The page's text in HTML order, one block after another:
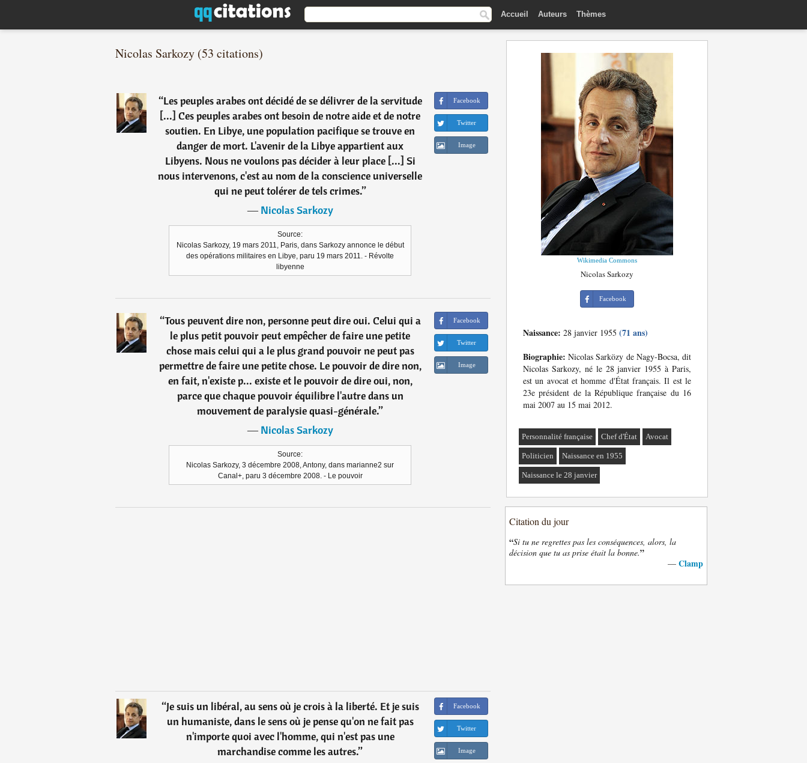
Accueil Auteurs Thèmes
Nicolas Sarkozy (53 citations)
“Les peuples arabes ont décidé de se délivrer de la servitude
[...] Ces peuples arabes ont besoin de notre aide et de notre
soutien. En Libye, une population pacifique se trouve en
danger de mort. L'avenir de la Libye appartient aux
Libyens. Nous ne voulons pas décider à leur place [...] Si
nous intervenons, c'est au nom de la conscience universelle
qui ne peut tolérer de tels crimes.”
―Nicolas Sarkozy
Source:
Nicolas Sarkozy, 19 mars 2011, Paris, dans Sarkozy annonce le début
des opérations militaires en Libye, paru 19 mars 2011. - Révolte
libyenne
Facebook
Twitter
Image
“Tous peuvent dire non, personne peut dire oui. Celui qui a
le plus petit pouvoir peut empêcher de faire une petite
chose mais celui qui a le plus grand pouvoir ne peut pas
permettre de faire une petite chose. Le pouvoir de dire non,
en fait, n'existe p... existe et le pouvoir de dire oui, non,
parce que chaque pouvoir équilibre l'autre dans un
mouvement de paralysie quasi-générale.”
―Nicolas Sarkozy
Source:
Nicolas Sarkozy, 3 décembre 2008, Antony, dans marianne2 sur
Canal+, paru 3 décembre 2008. - Le pouvoir
Facebook
Twitter
Image
“Je suis un libéral, au sens où je crois à la liberté. Et je suis
un humaniste, dans le sens où je pense qu'on ne fait pas
n'importe quoi avec l'homme, qui n'est pas une
marchandise comme les autres.”
Facebook
Twitter
Image
Wikimedia Commons
Nicolas Sarkozy
Facebook
Naissance: 28 janvier 1955 (71 ans)
Biographie: Nicolas Sarközy de Nagy-Bocsa, dit
Nicolas Sarkozy, né le 28 janvier 1955 à Paris,
est un avocat et homme d'État français. Il est le
23e président de la République française du 16
mai 2007 au 15 mai 2012.
Personnalité française Chef d'État Avocat
Politicien Naissance en 1955
Naissance le 28 janvier
Citation du jour
“Si tu ne regrettes pas les conséquences, alors, la
décision que tu as prise était la bonne.”
— Clamp